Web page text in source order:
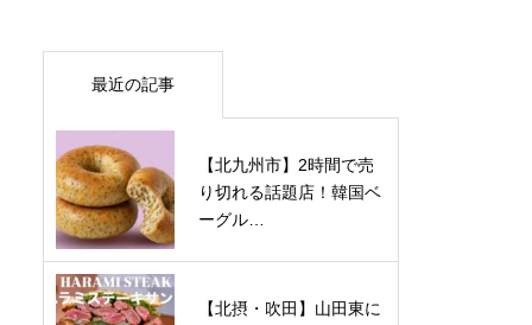
最近の記事
【北九州市】2時間で売
り切れる話題店！韓国ベ
ーグル…
【北摂・吹田】山田東に